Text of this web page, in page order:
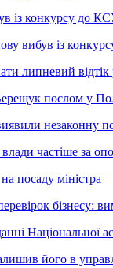
із конкурсу до
вибув із
липневий відтік
послом у
незаконну
частіше за
посаду міністра
бізнесу:
Національної
його в